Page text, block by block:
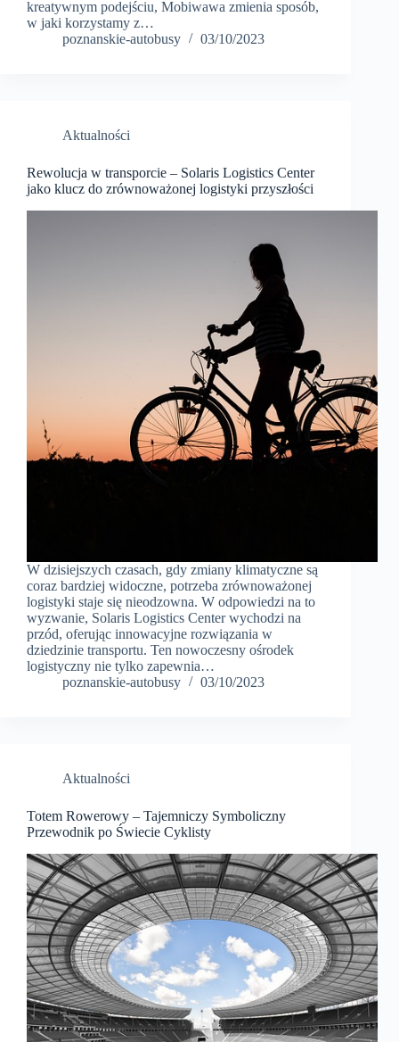
kreatywnym podejściu, Mobiwawa zmienia sposób,
w jaki korzystamy z…
poznanskie-autobusy
03/10/2023
Aktualności
Rewolucja w transporcie – Solaris Logistics Center
jako klucz do zrównoważonej logistyki przyszłości
W dzisiejszych czasach, gdy zmiany klimatyczne są
coraz bardziej widoczne, potrzeba zrównoważonej
logistyki staje się nieodzowna. W odpowiedzi na to
wyzwanie, Solaris Logistics Center wychodzi na
przód, oferując innowacyjne rozwiązania w
dziedzinie transportu. Ten nowoczesny ośrodek
logistyczny nie tylko zapewnia…
poznanskie-autobusy
03/10/2023
Aktualności
Totem Rowerowy – Tajemniczy Symboliczny
Przewodnik po Świecie Cyklisty